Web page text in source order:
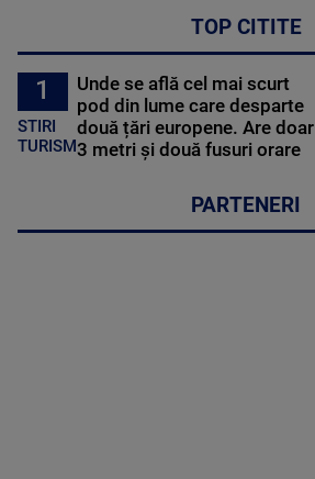
TOP CITITE
1
STIRI
TURISM
Unde se află cel mai scurt
pod din lume care desparte
două țări europene. Are doar
3 metri și două fusuri orare
PARTENERI